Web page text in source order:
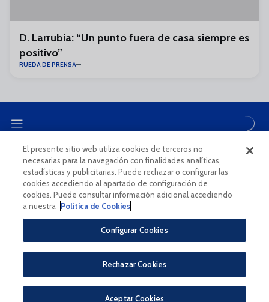
D. Larrubia: “Un punto fuera de casa siempre es
positivo”
RUEDA DE PRENSA
CANAL ÉTICO
Política De Privacidad
PÀGINA OFICIAL © MÁLAGA CF 2023
El presente sitio web utiliza cookies de terceros no
necesarias para la navegación con finalidades analíticas,
estadísticas y publicitarias. Puede rechazar o configurar las
cookies accediendo al apartado de configuración de
cookies. Puede consultar información adicional accediendo
a nuestra
Política de Cookies
Configurar Cookies
Rechazar Cookies
Aceptar Cookies